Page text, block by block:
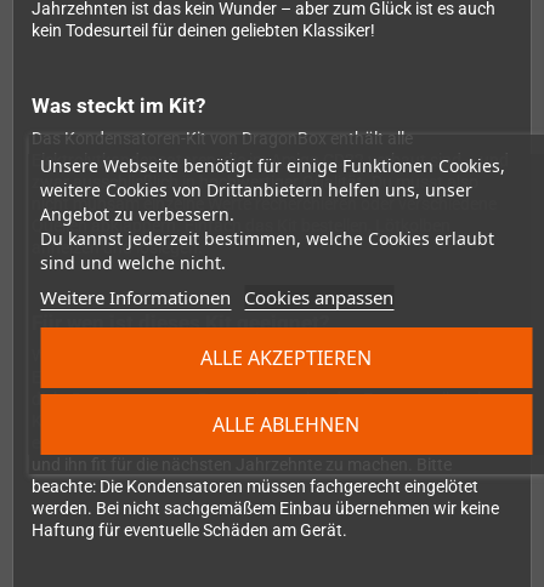
Unsere Webseite benötigt für einige Funktionen Cookies,
weitere Cookies von Drittanbietern helfen uns, unser
Angebot zu verbessern.
Du kannst jederzeit bestimmen, welche Cookies erlaubt
sind und welche nicht.
Weitere Informationen Cookies anpassen
ALLE ABLEHNEN
ALLE AKZEPTIEREN
Jahrzehnten ist das kein Wunder – aber zum Glück ist es auch
kein Todesurteil für deinen geliebten Klassiker!
Was steckt im Kit?
Das Kondensatoren-Kit von DragonBox enthält alle
Elektrolytkondensatoren, die im Amiga CD32 verbaut sind – und
zwar ausschließlich in hochwertiger Qualität. Du musst also
nicht mühsam einzelne Werte recherchieren oder verschiedene
Quellen abklappern. Einfach das Kit bestellen, Lötkolben
anheizen und loslegen.
Für wen ist dieses Kit geeignet?
Wenn du bereits Erfahrung mit dem Löten von
dich. Das sogenannte Recapping – also das Ersetzen aller alten
Kondensatoren – ist eine der wirkungsvollsten Maßnahmen, um
beachte: Die Kondensatoren müssen fachgerecht eingelötet
werden. Bei nicht sachgemäßem Einbau übernehmen wir keine
Haftung für eventuelle Schäden am Gerät.